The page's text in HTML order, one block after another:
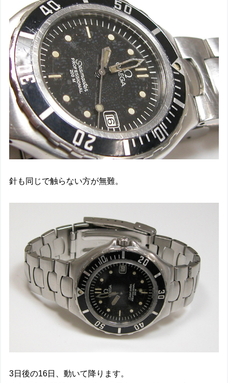
針も同じで触らない方が無難。
3日後の16日、動いて降ります。